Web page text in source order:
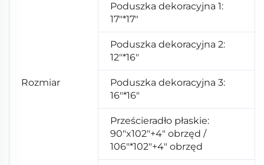
Rozmiar
Poduszka dekoracyjna 1:
17"*17"
Poduszka dekoracyjna 2:
12"*16"
Poduszka dekoracyjna 3:
16"*16"
Prześcieradło płaskie:
90"x102"+4" obrzęd /
106"*102"+4" obrzęd